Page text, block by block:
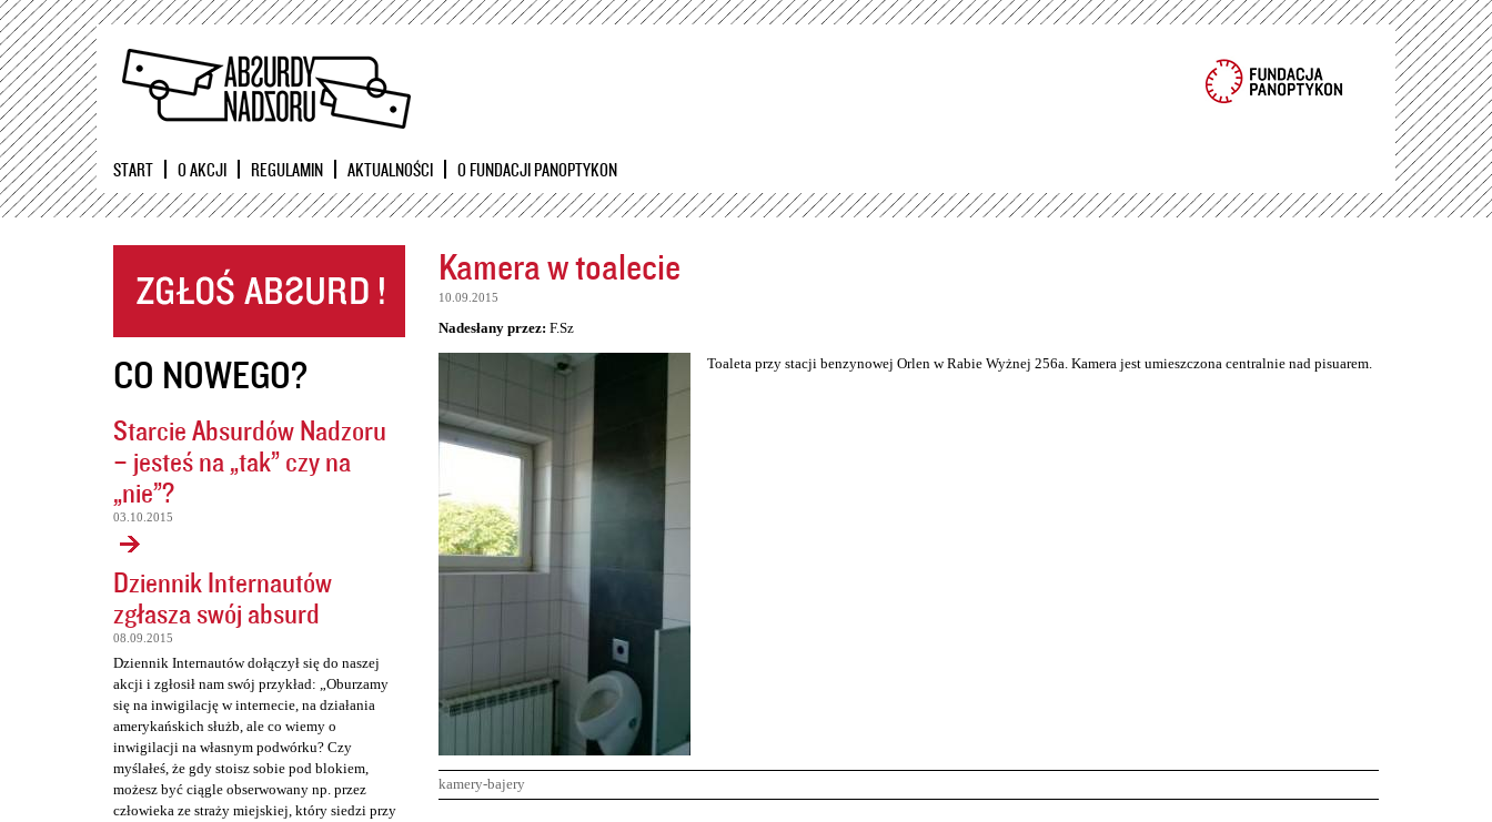
Przejdź
START O AKCJI REGULAMIN AKTUALNOŚCI O FUNDACJI PANOPTYKON
CO NOWEGO?
Starcie Absurdów Nadzoru
– jesteś na „tak” czy na
„nie”?
03.10.2015
Dziennik Internautów
zgłasza swój absurd
08.09.2015
Dziennik Internautów dołączył się do naszej
akcji i zgłosił nam swój przykład: „Oburzamy
się na inwigilację w internecie, na działania
amerykańskich służb, ale co wiemy o
inwigilacji na własnym podwórku? Czy
myślałeś, że gdy stoisz sobie pod blokiem,
możesz być ciągle obserwowany np. przez
człowieka ze straży miejskiej, który siedzi przy
Kamera w toalecie
10.09.2015
Nadesłany przez: F.Sz
Toaleta przy stacji benzynowej Orlen w Rabie Wyżnej 256a. Kamera jest umieszczona centralnie nad pisuarem.
kamery-bajery